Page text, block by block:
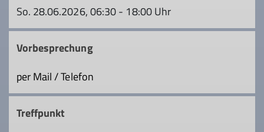
So. 28.06.2026, 06:30 - 18:00 Uhr
Vorbesprechung
per Mail / Telefon
Treffpunkt